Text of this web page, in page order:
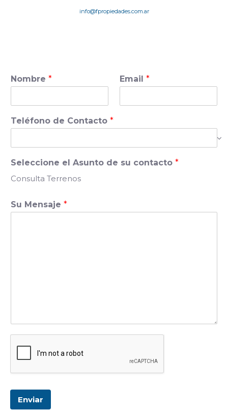
info@fpropiedades.com.ar
Nombre * Email *
Teléfono de Contacto *
Seleccione el Asunto de su contacto *
Consulta Terrenos
Su Mensaje *
Enviar